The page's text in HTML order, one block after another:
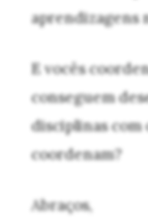
aprendizagens
E vocês
conseguem
disciplinas com
coordenam?
Abraços,